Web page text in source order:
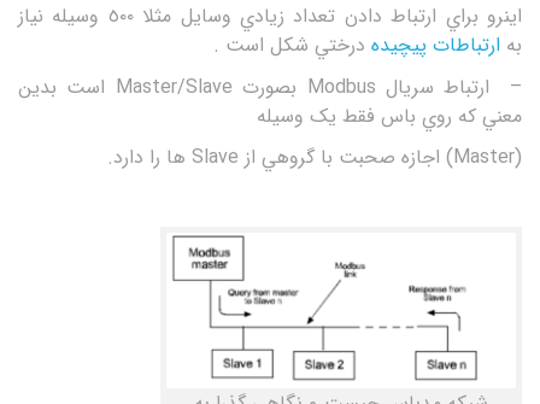
اينرو براي ارتباط دادن تعداد زيادي وسايل مثلا ٥٠٠ وسيله نياز
به ارتباطات پيچيده درختي شکل است .
– ارتباط سريال Modbus بصورت Master/Slave است بدين
معني که روي باس فقط يک وسيله
(Master) اجازه صحبت با گروهي از Slave ها را دارد.